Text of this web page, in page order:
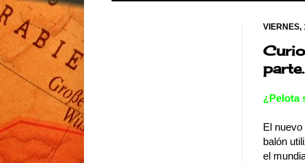
VIERNES,
parte.
¿Pelota
El
balón
el